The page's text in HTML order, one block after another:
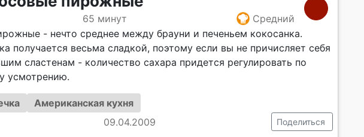
65 минут
Средний
- нечто среднее между брауни и печеньем кокосанка.
получается весьма сладкой, поэтому если вы не причисляет себя
сластенам - количество сахара придется регулировать по
усмотрению.
Американская кухня
09.04.2009 Поделиться